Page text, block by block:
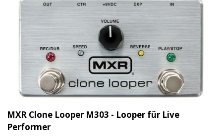
MXR Clone Looper M303 - Looper für Live
Performer